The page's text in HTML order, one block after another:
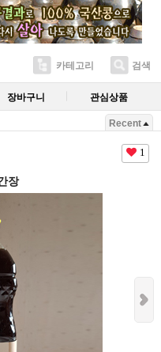
카테고리 검색
장바구니 관심상품
Recent
1
장